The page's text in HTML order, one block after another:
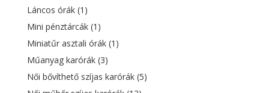
Láncos órák (1)
Mini pénztárcák (1)
Miniatűr asztali órák (1)
Műanyag karórák (3)
Női bővíthető szíjas karórák (5)